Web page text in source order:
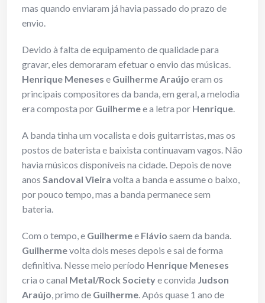
mas quando enviaram já havia passado do prazo de
envio.
Devido à falta de equipamento de qualidade para
gravar, eles demoraram efetuar o envio das músicas.
Henrique Meneses e Guilherme Araújo eram os
principais compositores da banda, em geral, a melodia
era composta por Guilhermee a letra por Henrique.
A banda tinha um vocalista e dois guitarristas, mas os
postos de baterista e baixista continuavam vagos. Não
havia músicos disponíveis na cidade. Depois de nove
anos Sandoval Vieira volta a banda e assume o baixo,
por pouco tempo, mas a banda permanece sem
bateria.
Com o tempo, e Guilhermee Flávio saem da banda.
Guilhermevolta dois meses depois e sai de forma
definitiva. Nesse meio período Henrique Meneses
cria o canal Metal/Rock Societye convida Judson
Araújo, primo de Guilherme. Após quase 1 ano de